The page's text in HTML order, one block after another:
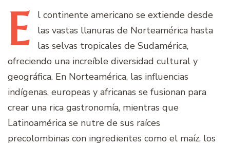
E l continente americano se extiende desde
las vastas llanuras de Norteamérica hasta
las selvas tropicales de Sudamérica,
ofreciendo una increíble diversidad cultural y
geográfica. En Norteamérica, las influencias
indígenas, europeas y africanas se fusionan para
crear una rica gastronomía, mientras que
Latinoamérica se nutre de sus raíces
precolombinas con ingredientes como el maíz, los